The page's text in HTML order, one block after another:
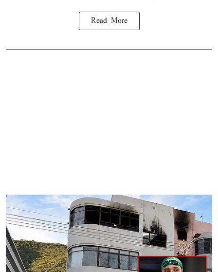
Read More